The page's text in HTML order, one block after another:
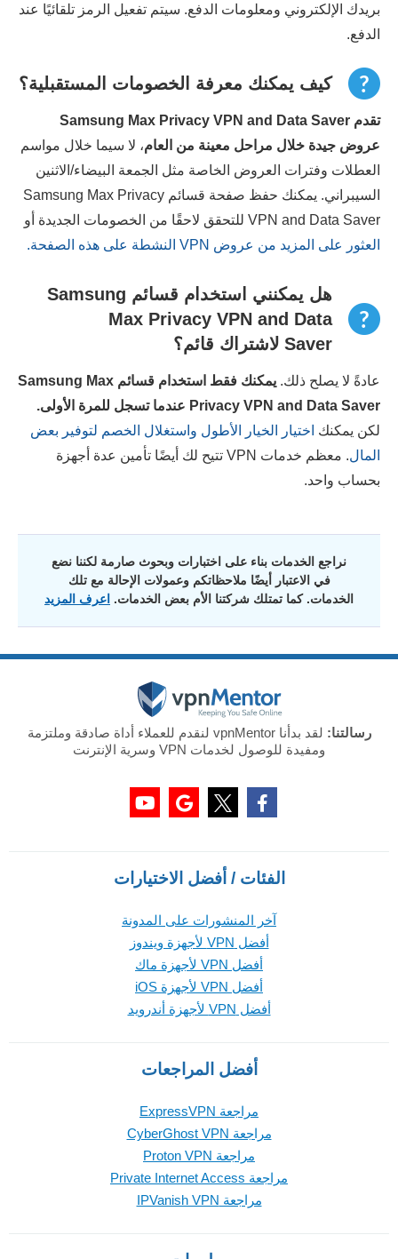
بريدك الإلكتروني ومعلومات الدفع. سيتم تفعيل الرمز تلقائيًا عند
الدفع.
كيف يمكنك معرفة الخصومات المستقبلية؟
تقدم Samsung Max Privacy VPN and Data Saver
عروض جيدة خلال مراحل معينة من العام، لا سيما خلال مواسم
العطلات وفترات العروض الخاصة مثل الجمعة البيضاء/الاثنين
السيبراني. يمكنك حفظ صفحة قسائم Samsung Max Privacy
VPN and Data Saver للتحقق لاحقًا من الخصومات الجديدة أو
العثور على المزيد من عروض VPN النشطة على هذه الصفحة.
هل يمكنني استخدام قسائم Samsung
Max Privacy VPN and Data
Saver لاشتراك قائم؟
عادةً لا يصلح ذلك. يمكنك فقط استخدام قسائم Samsung Max
Privacy VPN and Data Saver عندما تسجل للمرة الأولى.
لكن يمكنك اختيار الخيار الأطول واستغلال الخصم لتوفير بعض
المال
. معظم خدمات VPN تتيح لك أيضًا تأمين عدة أجهزة
بحساب واحد.
نراجع الخدمات بناء على اختبارات وبحوث صارمة لكننا نضع
في الاعتبار أيضًا ملاحظاتكم وعمولات الإحالة مع تلك
الخدمات. كما تمتلك شركتنا الأم بعض الخدمات. اعرف المزيد
رسالتنا:
لقد بدأنا vpnMentor لنقدم للعملاء أداة صادقة وملتزمة
ومفيدة للوصول لخدمات VPN وسرية الإنترنت
الفئات / أفضل الاختيارات
آخر المنشورات على المدونة
أفضل VPN لأجهزة ويندوز
أفضل VPN لأجهزة ماك
أفضل VPN لأجهزة iOS
أفضل VPN لأجهزة أندرويد
أفضل المراجعات
مراجعة ExpressVPN
مراجعة CyberGhost VPN
مراجعة Proton VPN
مراجعة Private Internet Access
مراجعة IPVanish VPN